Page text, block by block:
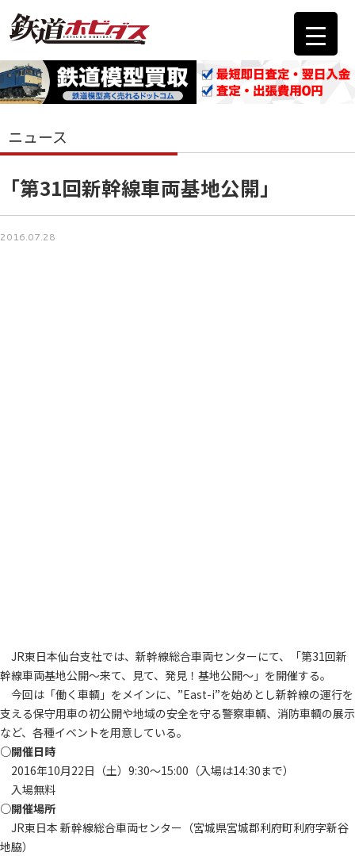
ニュース
「第31回新幹線車両基地公開」
2016.07.28
JR東日本仙台支社では、新幹線総合車両センターにて、「第31回新
幹線車両基地公開～来て、見て、発見！基地公開～」を開催する。
今回は「働く車輌」をメインに、”East-i”を始めとし新幹線の運行を
支える保守用車の初公開や地域の安全を守る警察車輌、消防車輌の展示
など、各種イベントを用意している。
○開催日時
2016年10月22日（土）9:30～15:00（入場は14:30まで）
入場無料
○開催場所
JR東日本 新幹線総合車両センター（宮城県宮城郡利府町利府字新谷
地脇）